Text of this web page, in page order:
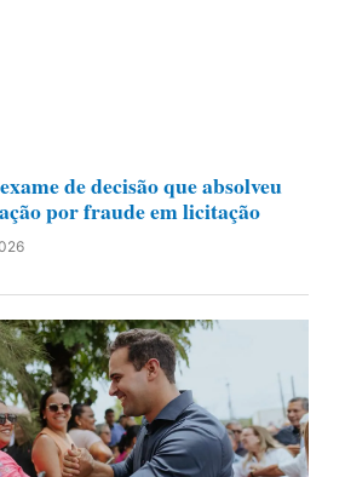
de decisão que absolveu
por fraude em licitação